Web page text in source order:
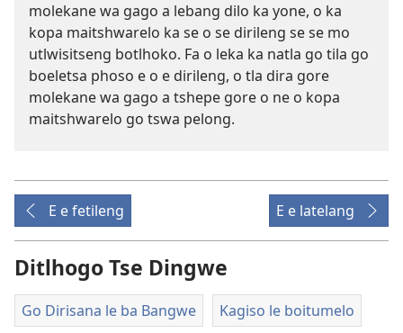
molekane wa gago a lebang dilo ka yone, o ka
kopa maitshwarelo ka se o se dirileng se se mo
utlwisitseng botlhoko. Fa o leka ka natla go tila go
boeletsa phoso e o e dirileng, o tla dira gore
molekane wa gago a tshepe gore o ne o kopa
maitshwarelo go tswa pelong.
E e fetileng E e latelang
Ditlhogo Tse Dingwe
Go Dirisana le ba Bangwe Kagiso le boitumelo